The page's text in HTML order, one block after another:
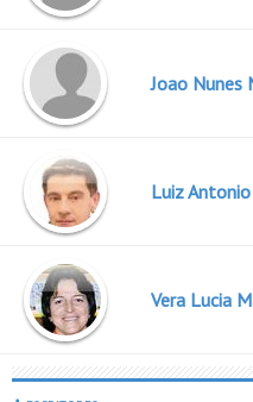
Joao Nunes
Luiz
Vera Lucia